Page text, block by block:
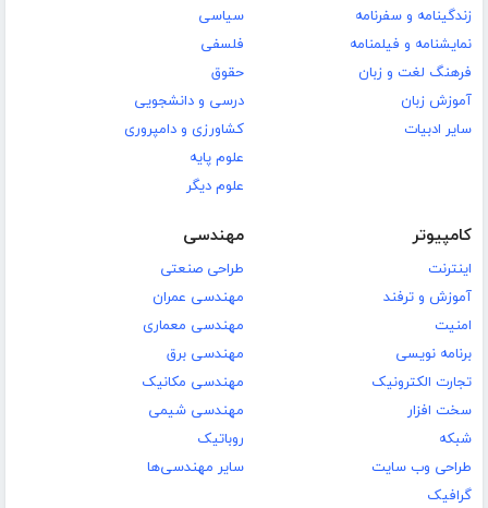
زندگینامه و سفرنامه
نمایشنامه و فیلمنامه
فرهنگ لغت و زبان
آموزش زبان
سایر ادبیات
سیاسی
فلسفی
حقوق
درسی و دانشجویی
کشاورزی و دامپروری
علوم پایه
علوم دیگر
کامپیوتر
اینترنت
آموزش و ترفند
امنیت
برنامه نویسی
تجارت الکترونیک
سخت افزار
شبکه
طراحی وب سایت
گرافیک
مهندسی
طراحی صنعتی
مهندسی عمران
مهندسی معماری
مهندسی برق
مهندسی مکانیک
مهندسی شیمی
روباتیک
سایر مهندسی‌ها